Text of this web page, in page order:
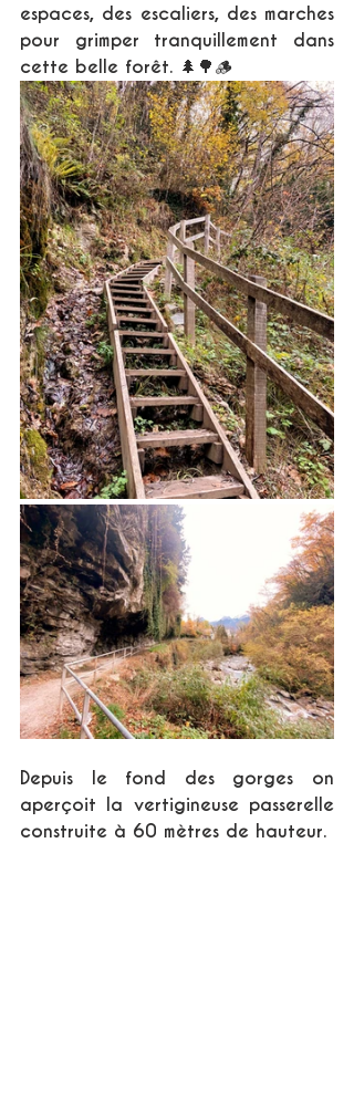
espaces, des escaliers, des marches
pour grimper tranquillement dans
cette belle forêt. 🌲🌳🪵
Depuis le fond des gorges on
aperçoit la vertigineuse passerelle